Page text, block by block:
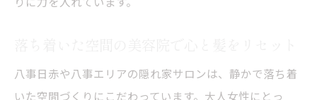
八事日赤や八事エリアの隠れ家サロンは、静かで落ち着
いた空間づくりにこだわっています。大人女性にとっ